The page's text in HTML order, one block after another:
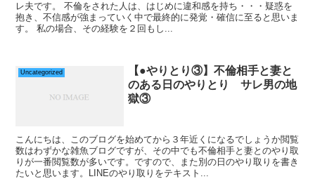
レ夫です。 不倫をされた人は、はじめに違和感を持ち・・・疑惑を
抱き、不信感が強まっていく中で最終的に発覚・確信に至ると思いま
す。 私の場合、その経験を２回もし...
Uncategorized
【●やりとり③】不倫相手と妻と
のある日のやりとり サレ男の地
獄③
こんにちは、このブログを始めてから３年近くになるでしょうか閲覧
数はわずかな雑魚ブログですが、その中でも不倫相手と妻とのやり取
りが一番閲覧数が多いです。ですので、また別の日のやり取りを書き
たいと思います。LINEのやり取りをテキスト...